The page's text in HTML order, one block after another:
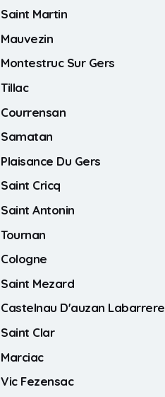
Saint Martin
Mauvezin
Montestruc Sur Gers
Tillac
Courrensan
Samatan
Plaisance Du Gers
Saint Cricq
Saint Antonin
Tournan
Cologne
Saint Mezard
Castelnau D'auzan Labarrere
Saint Clar
Marciac
Vic Fezensac